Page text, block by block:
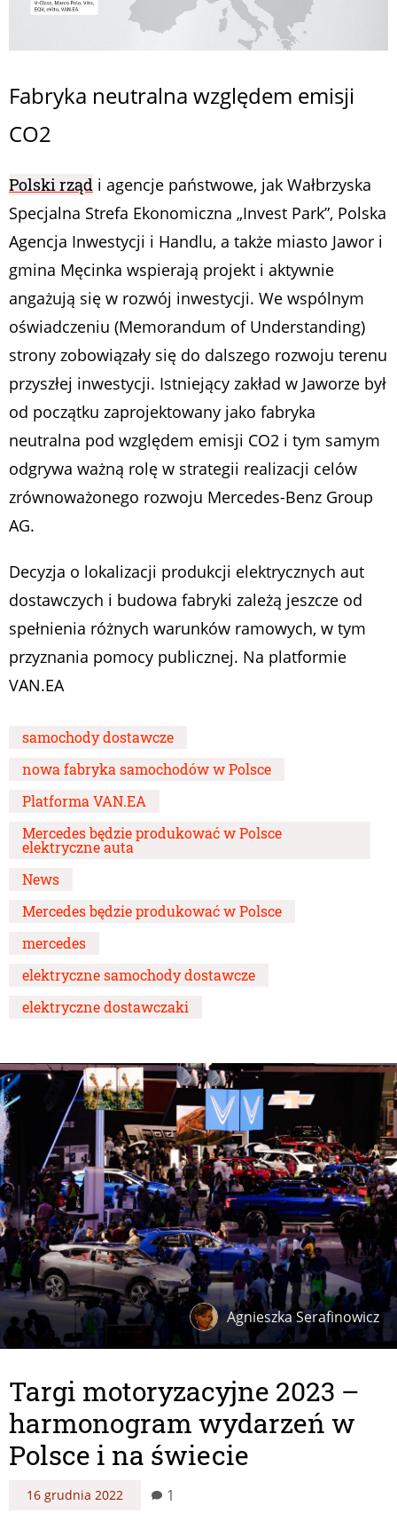
Fabryka neutralna względem emisji
CO2
Polski rząd i agencje państwowe, jak Wałbrzyska
Specjalna Strefa Ekonomiczna „Invest Park”, Polska
Agencja Inwestycji i Handlu, a także miasto Jawor i
gmina Męcinka wspierają projekt i aktywnie
angażują się w rozwój inwestycji. We wspólnym
oświadczeniu (Memorandum of Understanding)
strony zobowiązały się do dalszego rozwoju terenu
przyszłej inwestycji. Istniejący zakład w Jaworze był
od początku zaprojektowany jako fabryka
neutralna pod względem emisji CO2 i tym samym
odgrywa ważną rolę w strategii realizacji celów
zrównoważonego rozwoju Mercedes-Benz Group
AG.
Decyzja o lokalizacji produkcji elektrycznych aut
dostawczych i budowa fabryki zależą jeszcze od
spełnienia różnych warunków ramowych, w tym
przyznania pomocy publicznej. Na platformie
VAN.EA
samochody dostawcze
nowa fabryka samochodów w Polsce
Platforma VAN.EA
Mercedes będzie produkować w Polsce
elektryczne auta
News
Mercedes będzie produkować w Polsce
mercedes
elektryczne samochody dostawcze
elektryczne dostawczaki
Agnieszka Serafinowicz
Targi motoryzacyjne 2023 –
harmonogram wydarzeń w
Polsce i na świecie
16 grudnia 2022 1